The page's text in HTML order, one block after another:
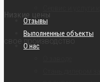
Низкие цены
свое производство
Отзывы
Выполненные объекты
О нас